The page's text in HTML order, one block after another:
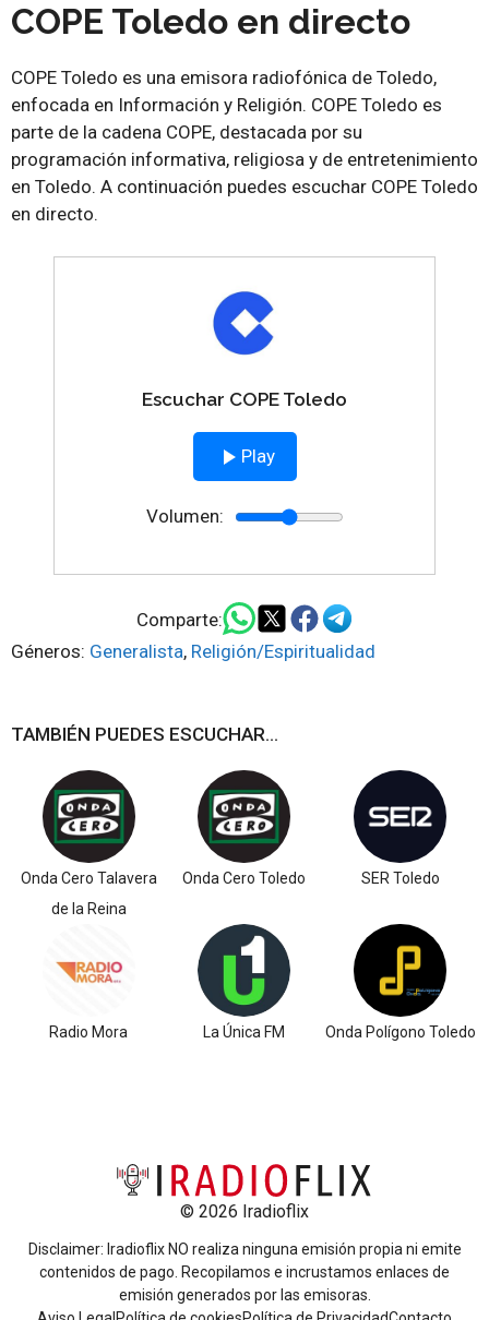
COPE Toledo en directo
COPE Toledo es una emisora radiofónica de Toledo,
enfocada en Información y Religión. COPE Toledo es
parte de la cadena COPE, destacada por su
programación informativa, religiosa y de entretenimiento
en Toledo. A continuación puedes escuchar COPE Toledo
en directo.
Escuchar COPE Toledo
Play
Volumen:
Comparte:
Géneros: Generalista, Religión/Espiritualidad
TAMBIÉN PUEDES ESCUCHAR...
Onda Cero Talavera
de la Reina
Onda Cero Toledo SER Toledo
Radio Mora La Única FM Onda Polígono Toledo
© 2026 Iradioflix
Disclaimer: Iradioflix NO realiza ninguna emisión propia ni emite
contenidos de pago. Recopilamos e incrustamos enlaces de
emisión generados por las emisoras.